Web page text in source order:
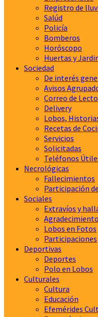
Registro de
Salúd
Policía
Bomberos
Horóscopo
Huertas y
Sociedad
De interés
Avisos
Correo de
Delivery
Lobos,
Recetas de
Servicios
Solicitadas
Teléfonos
Necrológicas
Fallecimientos
Participación
Sociales
Extravíos y
Lobos en Fotos
Participaciones
Deportivas
Deportes
Polo en Lobos
Culturales
Cultura
Educación
Efemérides